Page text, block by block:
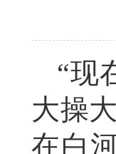
“现
大操
在白